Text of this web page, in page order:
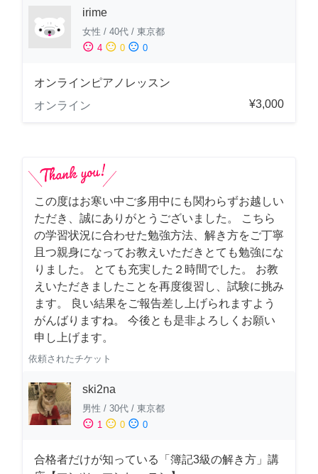
irime
女性 / 40代 / 東京都
sentiment_satisfied 4 sentiment_neutral 0 sentiment_dissatisfied 0
オンラインピアノレッスン
オンライン
¥3,000
この度はお寒い中ご多用中にも関わらずお越しい
ただき、誠にありがとうございました。 こちら
の学習状況に合わせた勉強方法、解き方をご丁寧
且つ親身になってお教えいただきとても勉強にな
りました。 とても充実した２時間でした。 お教
えいただきましたことを再度復習し、試験に挑み
ます。 良い結果をご報告差し上げられますよう
がんばりますね。 今後とも是非よろしくお願い
申し上げます。
依頼されたチケット
ski2na
男性 / 30代 / 東京都
sentiment_satisfied 1 sentiment_neutral 0 sentiment_dissatisfied 0
合格者だけが知っている「簿記3級の解き方」講